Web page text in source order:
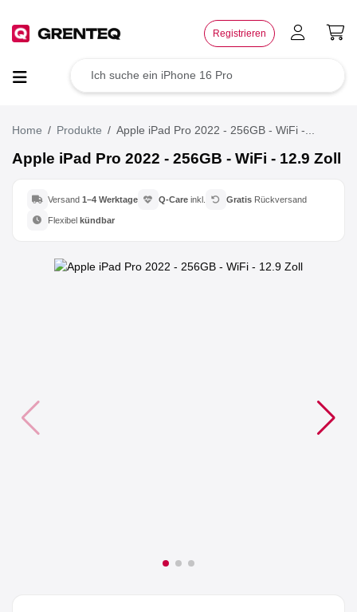
×
TOP Angebote
Registrieren
Registrieren
Home Produkte Apple iPad Pro 2022 - 256GB - WiFi -...
Apple iPad Pro 2022 - 256GB - WiFi - 12.9 Zoll
Versand 1–4 Werktage Q-Careinkl. GratisRückversand
Flexibel kündbar